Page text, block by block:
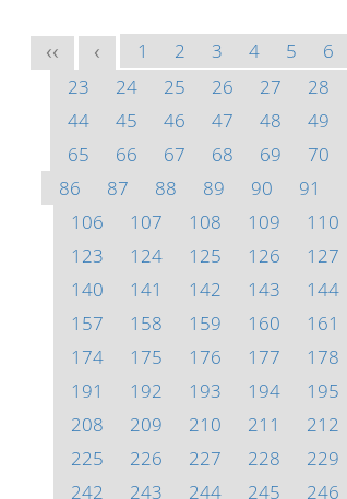
<< < 1 2 3 4 5 6
23
24 25 26 27 28
44
45 46 47 48 49
65
66 67 68 69 70
86
87 88 89 90 91
106
107 108 109 110
123
124 125 126 127
140
141 142 143 144
157
158 159 160 161
174
175 176 177 178
191
192 193 194 195
208
209 210 211 212
225
226 227 228 229
242
243 244 245 246